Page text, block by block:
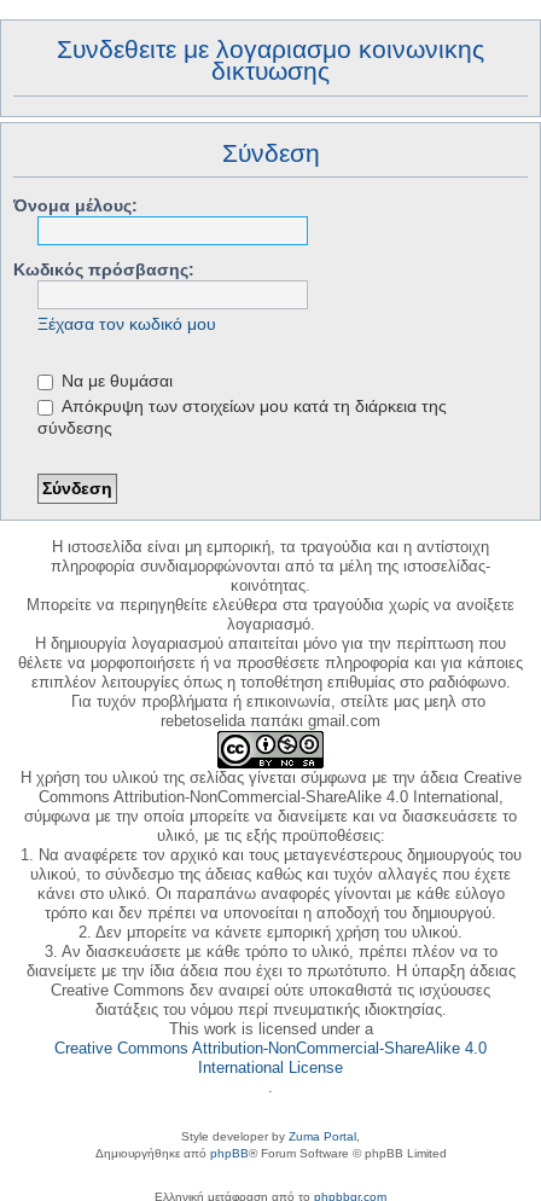
Συνδεθειτε με λογαριασμο κοινωνικης
δικτυωσης
Σύνδεση
Όνομα μέλους:
Κωδικός πρόσβασης:
Ξέχασα τον κωδικό μου
Να με θυμάσαι
Απόκρυψη των στοιχείων μου κατά τη διάρκεια της
σύνδεσης
Η ιστοσελίδα είναι μη εμπορική, τα τραγούδια και η αντίστοιχη
πληροφορία συνδιαμορφώνονται από τα μέλη της ιστοσελίδας-
κοινότητας.
Μπορείτε να περιηγηθείτε ελεύθερα στα τραγούδια χωρίς να ανοίξετε
λογαριασμό.
Η δημιουργία λογαριασμού απαιτείται μόνο για την περίπτωση που
θέλετε να μορφοποιήσετε ή να προσθέσετε πληροφορία και για κάποιες
επιπλέον λειτουργίες όπως η τοποθέτηση επιθυμίας στο ραδιόφωνο.
Για τυχόν προβλήματα ή επικοινωνία, στείλτε μας μεηλ στο
rebetoselida παπάκι gmail.com
Η χρήση του υλικού της σελίδας γίνεται σύμφωνα με την άδεια Creative
Commons Attribution-NonCommercial-ShareAlike 4.0 International,
σύμφωνα με την οποία μπορείτε να διανείμετε και να διασκευάσετε το
υλικό, με τις εξής προϋποθέσεις:
1. Να αναφέρετε τον αρχικό και τους μεταγενέστερους δημιουργούς του
υλικού, το σύνδεσμο της άδειας καθώς και τυχόν αλλαγές που έχετε
κάνει στο υλικό. Οι παραπάνω αναφορές γίνονται με κάθε εύλογο
τρόπο και δεν πρέπει να υπονοείται η αποδοχή του δημιουργού.
2. Δεν μπορείτε να κάνετε εμπορική χρήση του υλικού.
3. Αν διασκευάσετε με κάθε τρόπο το υλικό, πρέπει πλέον να το
διανείμετε με την ίδια άδεια που έχει το πρωτότυπο. Η ύπαρξη άδειας
Creative Commons δεν αναιρεί ούτε υποκαθιστά τις ισχύουσες
διατάξεις του νόμου περί πνευματικής ιδιοκτησίας.
This work is licensed under a
Creative Commons Attribution-NonCommercial-ShareAlike 4.0
International License
.
Style developer by Zuma Portal
Δημιουργήθηκε από phpBB® Forum Software © phpBB Limited
Ελληνική μετάφραση από το phpbbgr.com